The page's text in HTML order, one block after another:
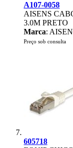
A107-0058
AISENS
3.0M PRETO
Marca:
Preço sob consulta
605718